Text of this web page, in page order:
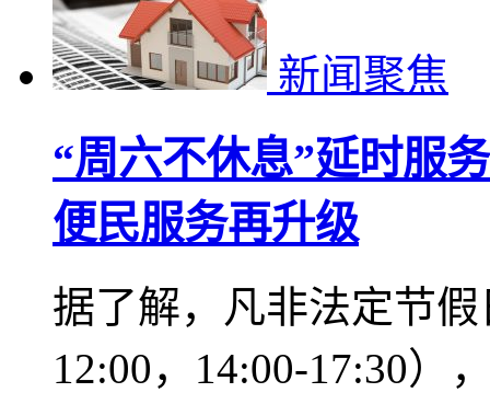
1号线
新闻聚焦
“周六不休息”延时服
便民服务再升级